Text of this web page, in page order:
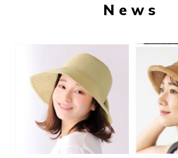
News